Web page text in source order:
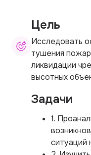
Цель
Исследовать
тушения
ликвидации
высотных
Задачи
1.
ситуаций